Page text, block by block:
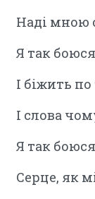
Наді мною
Я так
І біжить
І слова
Я так
Серце, як